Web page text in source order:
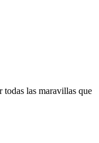
todas las maravillas que